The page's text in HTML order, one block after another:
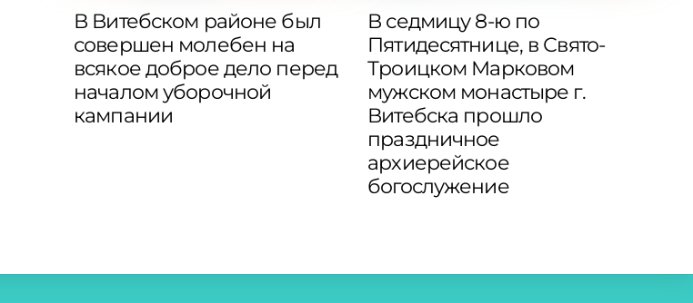
В Витебском районе был
совершен молебен на
всякое доброе дело перед
началом уборочной
кампании
В седмицу 8-ю по
Пятидесятнице, в Свято-
Троицком Марковом
мужском монастыре г.
Витебска прошло
праздничное
архиерейское
богослужение